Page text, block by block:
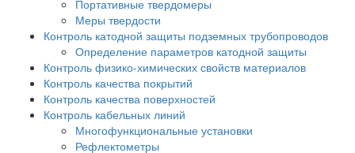
Портативные твердомеры
Меры твердости
Контроль катодной защиты подземных трубопроводов
Определение параметров катодной защиты
Контроль физико-химических свойств материалов
Контроль качества покрытий
Контроль качества поверхностей
Контроль кабельных линий
Многофункциональные установки
Рефлектометры